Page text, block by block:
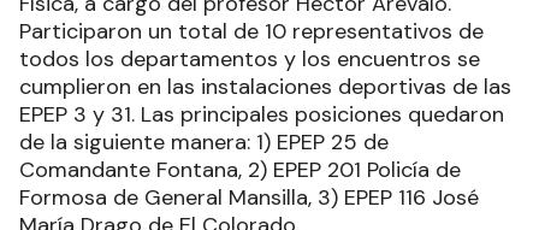
Participaron un total de 10 representativos de
todos los departamentos y los encuentros se
cumplieron en las instalaciones deportivas de las
EPEP 3 y 31. Las principales posiciones quedaron
de la siguiente manera: 1) EPEP 25 de
Comandante Fontana, 2) EPEP 201 Policía de
Formosa de General Mansilla, 3) EPEP 116 José